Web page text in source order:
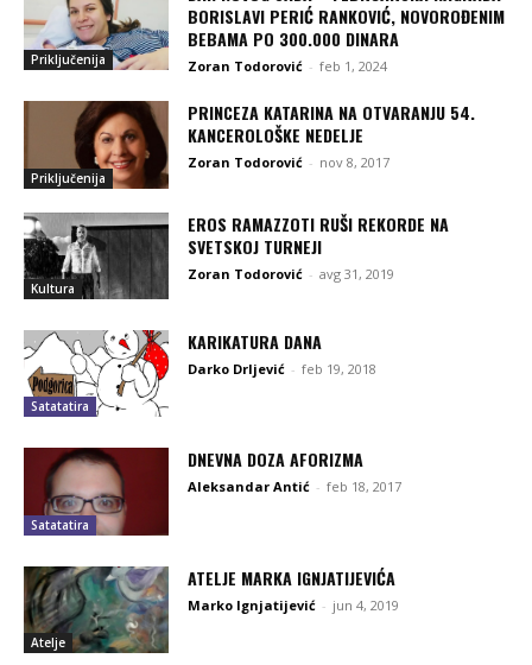
Priključenija
BORISLAVI PERIĆ RANKOVIĆ, NOVOROĐENIM
BEBAMA PO 300.000 DINARA
Zoran Todorović - feb 1, 2024
Priključenija
PRINCEZA KATARINA NA OTVARANJU 54.
KANCEROLOŠKE NEDELJE
Zoran Todorović - nov 8, 2017
Kultura
EROS RAMAZZOTI RUŠI REKORDE NA
SVETSKOJ TURNEJI
Zoran Todorović - avg 31, 2019
Satatatira
KARIKATURA DANA
Darko Drljević - feb 19, 2018
Satatatira
DNEVNA DOZA AFORIZMA
Aleksandar Antić - feb 18, 2017
Atelje
ATELJE MARKA IGNJATIJEVIĆA
Marko Ignjatijević - jun 4, 2019